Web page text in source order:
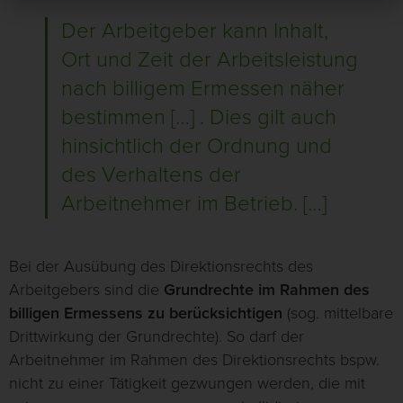
Der Arbeitgeber kann Inhalt,
Ort und Zeit der Arbeitsleistung
nach billigem Ermessen näher
bestimmen […] . Dies gilt auch
hinsichtlich der Ordnung und
des Verhaltens der
Arbeitnehmer im Betrieb. […]
Bei der Ausübung des Direktionsrechts des
Arbeitgebers sind die Grundrechte im Rahmen des
billigen Ermessens zu berücksichtigen (sog. mittelbare
Drittwirkung der Grundrechte). So darf der
Arbeitnehmer im Rahmen des Direktionsrechts bspw.
nicht zu einer Tätigkeit gezwungen werden, die mit